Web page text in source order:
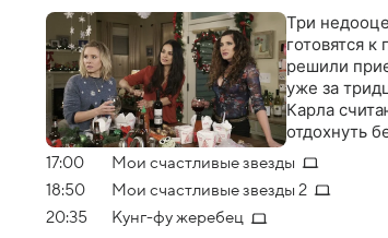
Три
готовятся
решили
уже за
Карла
отдохнуть
17:00
Мои счастливые звезды
18:50
Мои счастливые звезды 2
20:35
Кунг-фу жеребец